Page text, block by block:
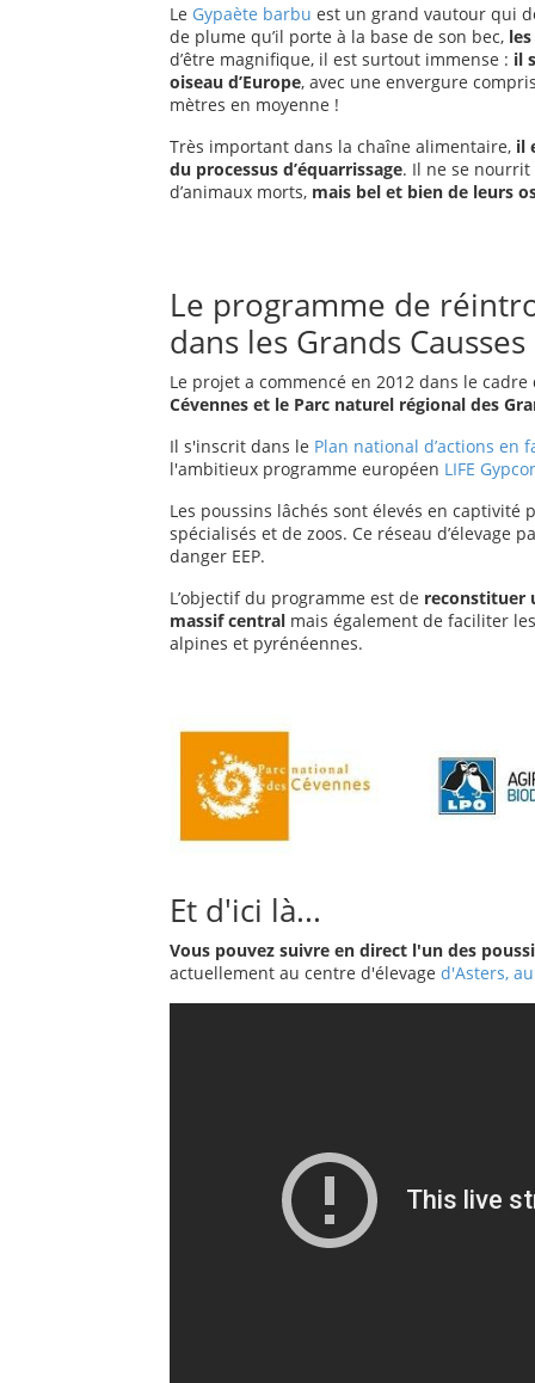
Le Gypaète barbu est un grand vautour qui
de plume qu’il porte à la base de son bec,
d’être magnifique, il est surtout immense : il
oiseau d’Europe, avec une envergure
mètres en moyenne !
Très important dans la chaîne alimentaire, il
du processus d’équarrissage. Il ne se
d’animaux morts, mais bel et bien de leurs
Le programme de
dans les Grands Causses
Le projet a commencé en 2012 dans le
Cévennes et le Parc naturel régional des
Il s'inscrit dans le Plan national d’actions en
l'ambitieux programme européen LIFE
Les poussins lâchés sont élevés en captivité
spécialisés et de zoos. Ce réseau d’élevage
danger EEP.
L’objectif du programme est de reconstituer
massif central mais également de faciliter
alpines et pyrénéennes.
Et d'ici là...
Vous pouvez suivre en direct l'un des
actuellement au centre d'élevage d'Asters,